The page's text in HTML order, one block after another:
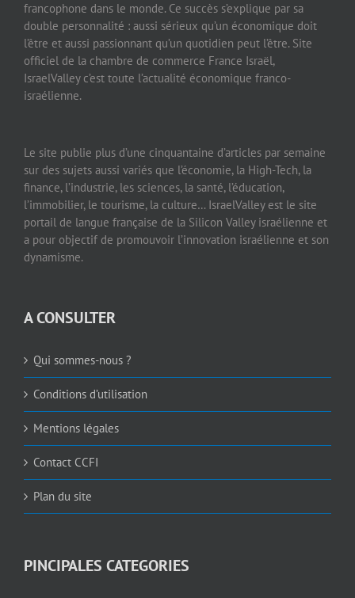
francophone dans le monde. Ce succès s’explique par sa
double personnalité : aussi sérieux qu’un économique doit
l’être et aussi passionnant qu’un quotidien peut l’être. Site
officiel de la chambre de commerce France Israël,
IsraelValley c’est toute l’actualité économique franco-
israélienne.
Le site publie plus d’une cinquantaine d’articles par semaine
sur des sujets aussi variés que l’économie, la High-Tech, la
finance, l’industrie, les sciences, la santé, l’éducation,
l’immobilier, le tourisme, la culture… IsraelValley est le site
portail de langue française de la Silicon Valley israélienne et
a pour objectif de promouvoir l’innovation israélienne et son
dynamisme.
A CONSULTER
Qui sommes-nous ?
Conditions d’utilisation
Mentions légales
Contact CCFI
Plan du site
PINCIPALES CATEGORIES